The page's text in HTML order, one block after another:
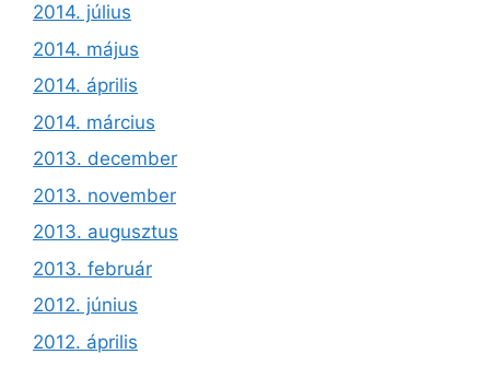
2014. július
2014. május
2014. április
2014. március
2013. december
2013. november
2013. augusztus
2013. február
2012. június
2012. április